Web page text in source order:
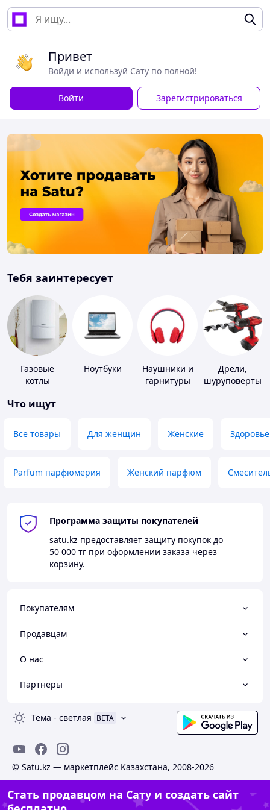
Привет
Войди и используй Сату по полной!
Войти Зарегистрироваться
Тебя заинтересует
Газовые
котлы
Ноутбуки
Наушники и
гарнитуры
Дрели,
шуруповерты
Что ищут
Все товары Для женщин Женские Здоровье
Parfum парфюмерия Женский парфюм
Программа защиты покупателей
satu.kz предоставляет защиту покупок до
50 000 тг при оформлении заказа через
корзину.
Покупателям
Продавцам
О нас
Партнеры
Тема - светлая BETA
© Satu.kz — маркетплейс Казахстана, 2008-2026
Стать продавцом на Сату и создать сайт